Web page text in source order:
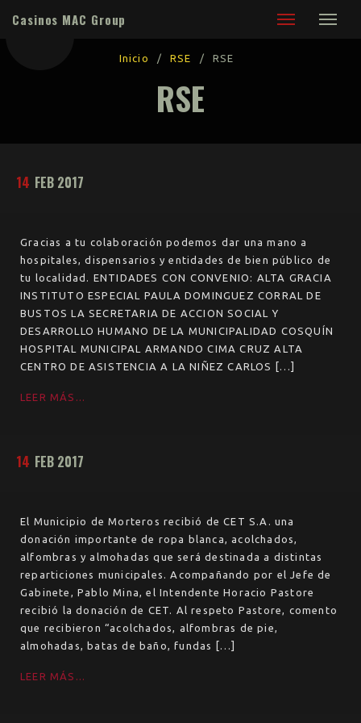
Casinos MAC Group
Inicio / RSE / RSE
RSE
14 FEB 2017
Gracias a tu colaboración podemos dar una mano a
hospitales, dispensarios y entidades de bien público de
tu localidad. ENTIDADES CON CONVENIO: ALTA GRACIA
INSTITUTO ESPECIAL PAULA DOMINGUEZ CORRAL DE
BUSTOS LA SECRETARIA DE ACCION SOCIAL Y
DESARROLLO HUMANO DE LA MUNICIPALIDAD COSQUÍN
HOSPITAL MUNICIPAL ARMANDO CIMA CRUZ ALTA
CENTRO DE ASISTENCIA A LA NIÑEZ CARLOS […]
LEER MÁS...
14 FEB 2017
El Municipio de Morteros recibió de CET S.A. una
donación importante de ropa blanca, acolchados,
alfombras y almohadas que será destinada a distintas
reparticiones municipales. Acompañando por el Jefe de
Gabinete, Pablo Mina, el Intendente Horacio Pastore
recibió la donación de CET. Al respeto Pastore, comento
que recibieron “acolchados, alfombras de pie,
almohadas, batas de baño, fundas […]
LEER MÁS...